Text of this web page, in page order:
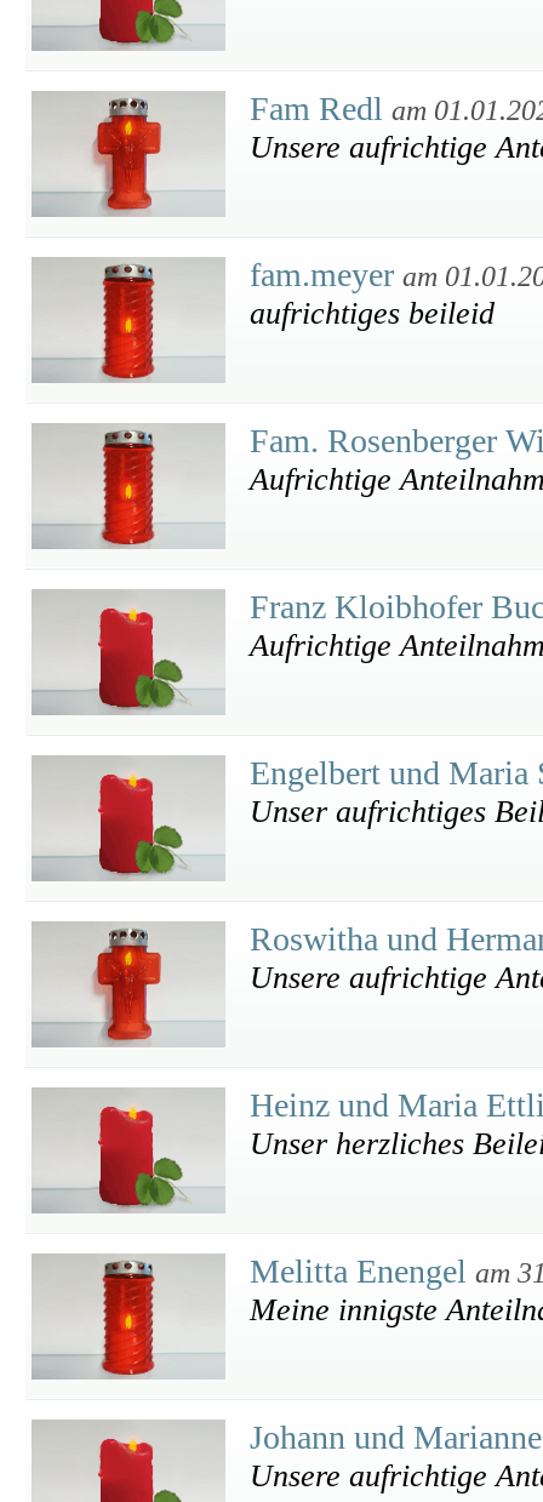
Fam Redl am
Unsere aufrichtige
fam.meyer am
aufrichtiges beileid
Fam. Rosenberger
Aufrichtige
Franz Kloibhofer
Aufrichtige
Engelbert und
Unser aufrichtiges
Roswitha und
Unsere aufrichtige
Heinz und Maria
Unser herzliches
Melitta Enengel am
Meine innigste
Johann und
Unsere aufrichtige